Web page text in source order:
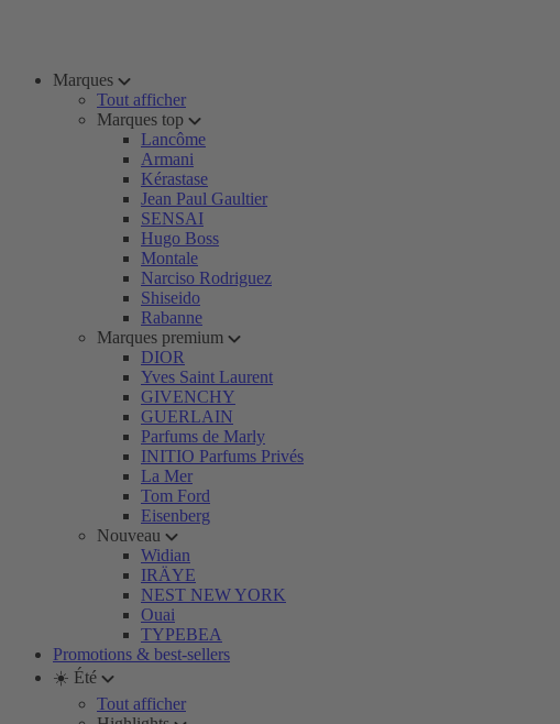
Marques
Tout afficher
Marques top
Lancôme
Armani
Kérastase
Jean Paul Gaultier
SENSAI
Hugo Boss
Montale
Narciso Rodriguez
Shiseido
Rabanne
Marques premium
DIOR
Yves Saint Laurent
GIVENCHY
GUERLAIN
Parfums de Marly
INITIO Parfums Privés
La Mer
Tom Ford
Eisenberg
Nouveau
Widian
IRÄYE
NEST NEW YORK
Ouai
TYPEBEA
Promotions & best-sellers
☀️ Été
Tout afficher